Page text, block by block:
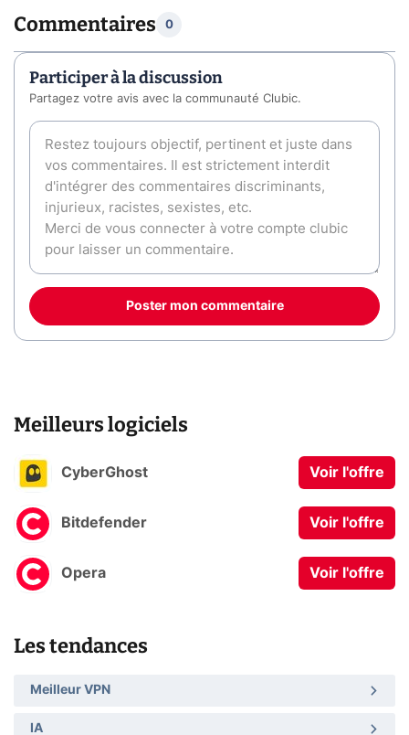
Commentaires 0
Participer à la discussion
Partagez votre avis avec la communauté Clubic.
Poster mon commentaire
Meilleurs logiciels
CyberGhost Voir l'offre
Bitdefender Voir l'offre
Opera Voir l'offre
Les tendances
Meilleur VPN
IA